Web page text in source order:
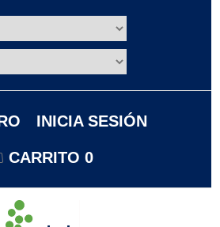
INICIA SESIÓN
CARRITO 0